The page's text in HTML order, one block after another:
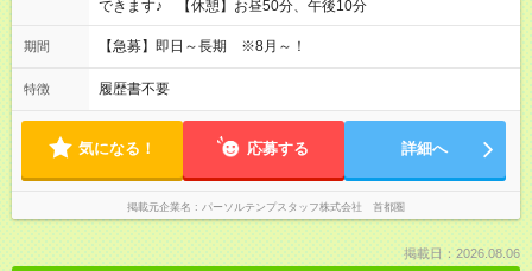
できます♪ 【休憩】お昼50分、午後10分
期間 【急募】即日～長期 ※8月～！
特徴 履歴書不要
気になる！ 応募する 詳細へ
掲載元企業名 パーソルテンプスタッフ株式会社 首都圏
掲載日：2026.08.06